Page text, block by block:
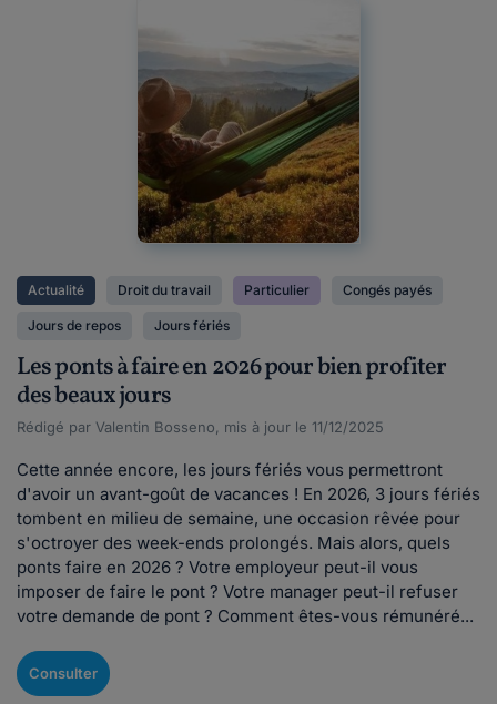
Actualité Droit du travail Particulier Congés payés
Jours de repos Jours fériés
Les ponts à faire en 2026 pour bien profiter
des beaux jours
Rédigé par Valentin Bosseno, mis à jour le 11/12/2025
Cette année encore, les jours fériés vous permettront
d'avoir un avant-goût de vacances ! En 2026, 3 jours fériés
tombent en milieu de semaine, une occasion rêvée pour
s'octroyer des week-ends prolongés. Mais alors, quels
ponts faire en 2026 ? Votre employeur peut-il vous
imposer de faire le pont ? Votre manager peut-il refuser
votre demande de pont ? Comment êtes-vous rémunéré...
Consulter